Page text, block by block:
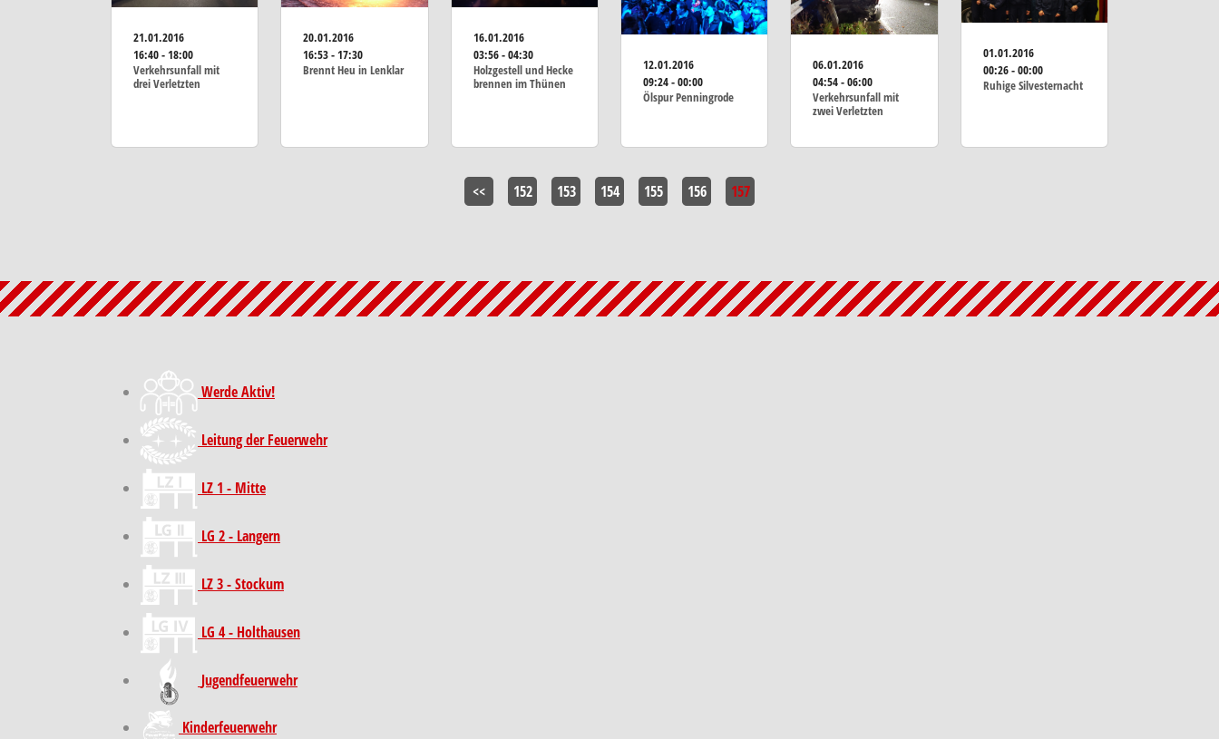
21.01.2016
16:40 - 18:00
Verkehrsunfall mit
drei Verletzten
20.01.2016
16:53 - 17:30
Brennt Heu in Lenklar
16.01.2016
03:56 - 04:30
Holzgestell und Hecke
brennen im Thünen
12.01.2016
09:24 - 00:00
Ölspur Penningrode
06.01.2016
04:54 - 06:00
Verkehrsunfall mit
zwei Verletzten
01.01.2016
00:26 - 00:00
Ruhige Silvesternacht
<< 152 153 154 155 156 157
Werde Aktiv!
Leitung der Feuerwehr
LZ 1 - Mitte
LG 2 - Langern
LZ 3 - Stockum
LG 4 - Holthausen
Jugendfeuerwehr
Kinder­feuer­wehr